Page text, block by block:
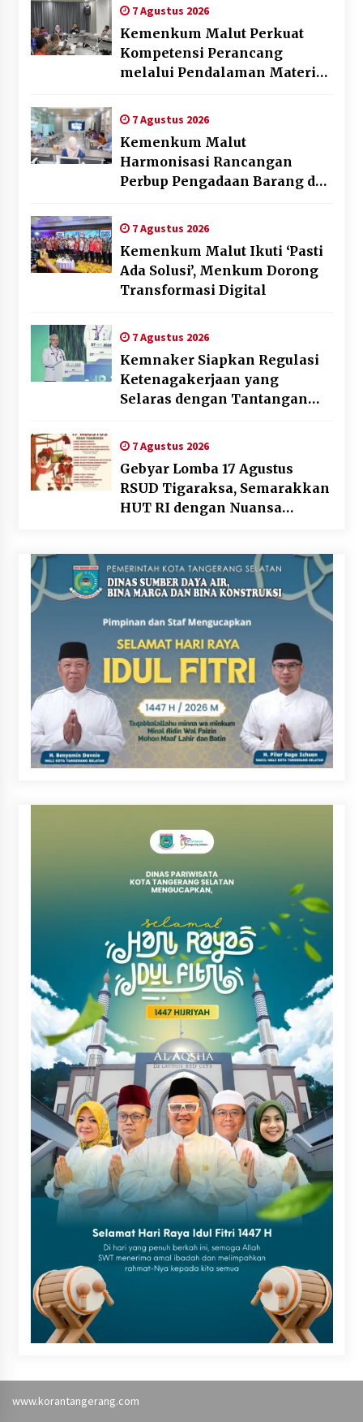
7 Agustus 2026
Kemenkum Malut Perkuat
Kompetensi Perancang
melalui Pendalaman Materi
Daerah
7 Agustus 2026
Kemenkum Malut
Harmonisasi Rancangan
Perbup Pengadaan Barang dan
7 Agustus 2026
Kemenkum Malut Ikuti ‘Pasti
Ada Solusi’, Menkum Dorong
Transformasi Digital
7 Agustus 2026
Kemnaker Siapkan Regulasi
Ketenagakerjaan yang
Selaras dengan Tantangan
7 Agustus 2026
Gebyar Lomba 17 Agustus
RSUD Tigaraksa, Semarakkan
HUT RI dengan Nuansa
www.korantangerang.com